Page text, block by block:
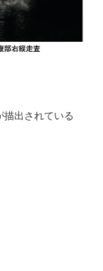
描出されている